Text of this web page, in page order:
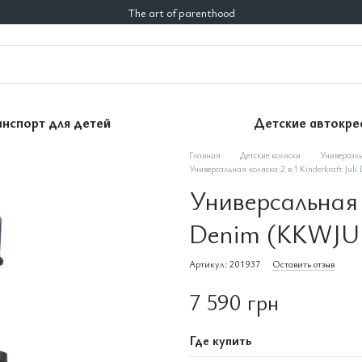
The art of parenthood
для детей Детские
Главная Детские коляски
Универсальная коляска 2 в 1 Kinderkraft
Denim
Артикул: 201937 Оставить отзыв
7 590 грн
Где купить